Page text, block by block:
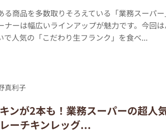
る商品を多数取りそろえている「業務スーパ
ナーは幅広いラインアップが魅力です。今回は
で人気の「こだわり生フランク」を食べ...
真利子
ンが2本も！業務スーパーの超人
ーチキンレッグ...